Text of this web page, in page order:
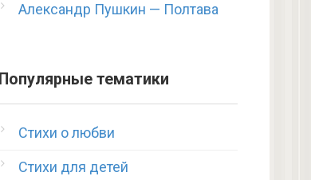
Александр Пушкин — Полтава
Популярные тематики
Стихи о любви
Стихи для детей